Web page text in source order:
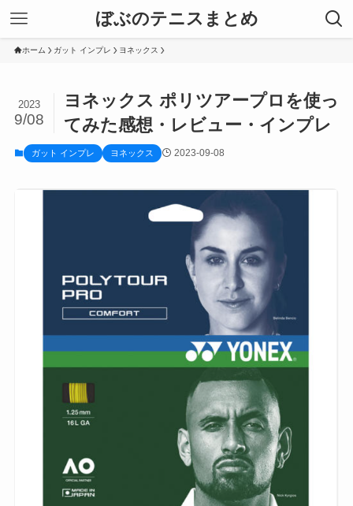
ぼぶのテニスまとめ
ホーム ガット インプレ ヨネックス
ヨネックス ポリツアープロを使っ
てみた感想・レビュー・インプレ
2023
9/08
ガット インプレ ヨネックス 2023-09-08